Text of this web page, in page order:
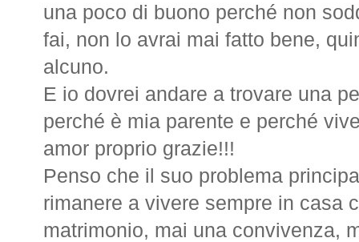
una poco di buono perché non
fai, non lo avrai mai fatto bene,
alcuno.
E io dovrei andare a trovare una
perché è mia parente e perché
amor proprio grazie!!!
Penso che il suo problema
rimanere a vivere sempre in casa
matrimonio, mai una convivenza,